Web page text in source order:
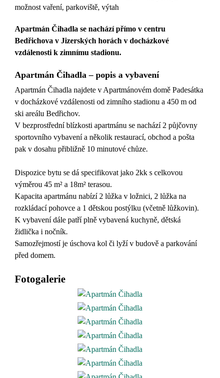
možnost vaření, parkoviště, výtah
Apartmán Čihadla se nachází přímo v centru
Bedřichova v Jizerských horách v docházkové
vzdálenosti k zimnímu stadionu.
Apartmán Čihadla – popis a vybavení
Apartmán Čihadla najdete v Apartmánovém domě Padesátka
v docházkové vzdálenosti od zimního stadionu a 450 m od
ski areálu Bedřichov.
V bezprostřední blízkosti apartmánu se nachází 2 půjčovny
sportovního vybavení a několik restaurací, obchod a pošta
pak v dosahu přibližně 10 minutové chůze.
Dispozice bytu se dá specifikovat jako 2kk s celkovou
výměrou 45 m² a 18m² terasou.
Kapacita apartmánu nabízí 2 lůžka v ložnici, 2 lůžka na
rozkládací pohovce a 1 dětskou postýlku (včetně lůžkovin).
K vybavení dále patří plně vybavená kuchyně, dětská
židlička i nočník.
Samozřejmostí je úschova kol či lyží v budově a parkování
před domem.
Fotogalerie